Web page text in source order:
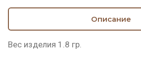
Описание
Вес изделия 1.8 гр.